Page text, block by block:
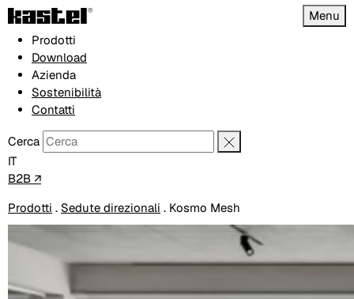
Menu
Prodotti
Download
Azienda
Sostenibilità
Contatti
Cerca
IT
B2B ↗
Prodotti . Sedute direzionali . Kosmo Mesh